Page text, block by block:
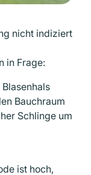
nicht indiziert
in Frage:
Bauchraum
Schlinge um
ist hoch,